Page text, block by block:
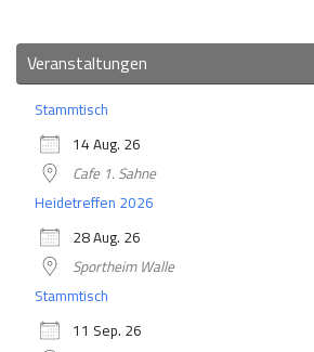
Veranstaltungen
Stammtisch
14 Aug. 26
Cafe 1. Sahne
Heidetreffen 2026
28 Aug. 26
Sportheim Walle
Stammtisch
11 Sep. 26